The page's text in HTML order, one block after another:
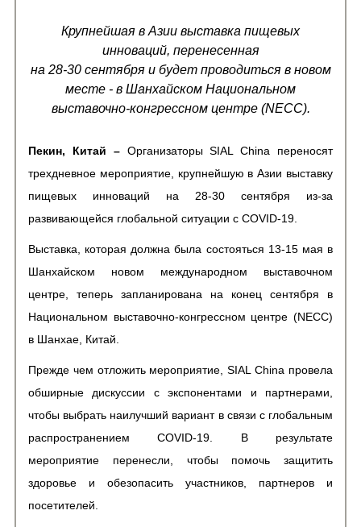
Крупнейшая в Азии выставка пищевых
инноваций, перенесенная
на 28-30 сентября и будет проводиться в новом
месте - в Шанхайском Национальном
выставочно-конгрессном центре (NECC).
Пекин, Китай – Организаторы SIAL China переносят
трехдневное мероприятие, крупнейшую в Азии выставку
пищевых инноваций на 28-30 сентября из-за
развивающейся глобальной ситуации с COVID-19.
Выставка, которая должна была состояться 13-15 мая в
Шанхайском новом международном выставочном
центре, теперь запланирована на конец сентября в
Национальном выставочно-конгрессном центре (NECC)
в Шанхае, Китай.
Прежде чем отложить мероприятие, SIAL China провела
обширные дискуссии с экспонентами и партнерами,
чтобы выбрать наилучший вариант в связи с глобальным
распространением COVID-19. В результате
мероприятие перенесли, чтобы помочь защитить
здоровье и обезопасить участников, партнеров и
посетителей.